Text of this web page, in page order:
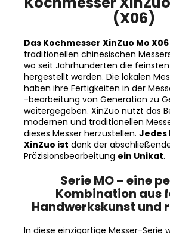
(X06)
Das Kochmesser XinZuo Mo X06
traditionellen chinesischen
wo seit Jahrhunderten die
hergestellt werden. Die lokalen
haben ihre Fertigkeiten in der
-bearbeitung von Generation zu
weitergegeben. XinZuo nutzt das
modernen und traditionellen
dieses Messer herzustellen.Jedes
XinZuo ist dank der
Präzisionsbearbeitung ein Unikat.
Serie MO – eine
Kombination aus
Handwerkskunst und
auf den ersten Blick verlieben.